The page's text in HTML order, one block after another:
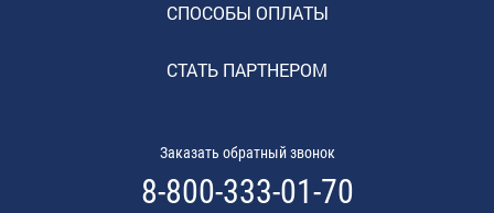
СПОСОБЫ ОПЛАТЫ
СТАТЬ ПАРТНЕРОМ
Заказать обратный звонок
8-800-333-01-70